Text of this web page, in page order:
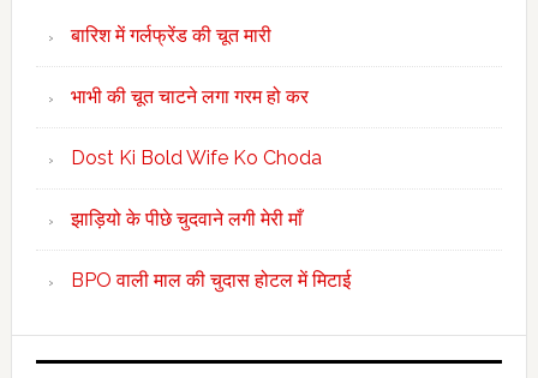
बारिश में गर्लफ्रेंड की चूत मारी
भाभी की चूत चाटने लगा गरम हो कर
Dost Ki Bold Wife Ko Choda
झाड़ियो के पीछे चुदवाने लगी मेरी माँ
BPO वाली माल की चुदास होटल में मिटाई